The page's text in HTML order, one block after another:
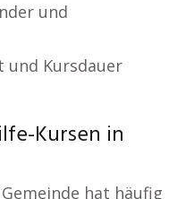
und
und Kursdauer
Kursen in
hat häufig